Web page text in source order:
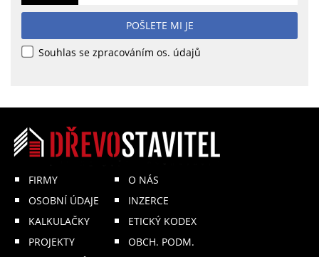
POŠLETE MI JE
Souhlas se zpracováním os. údajů
FIRMY
OSOBNÍ ÚDAJE
KALKULAČKY
PROJEKTY
O NÁS
INZERCE
ETICKÝ KODEX
OBCH. PODM.